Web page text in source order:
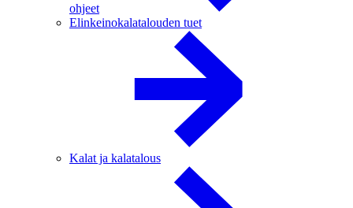
ohjeet
Elinkeinokalatalouden tuet
Kalat ja kalatalous